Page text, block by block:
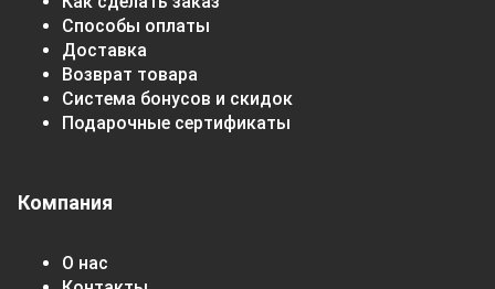
Способы оплаты
Доставка
Возврат товара
Система бонусов и скидок
Подарочные сертификаты
Компания
О нас